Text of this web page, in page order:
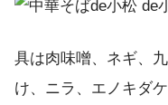
具は肉味噌、ネギ、
け、ニラ、エノキダ